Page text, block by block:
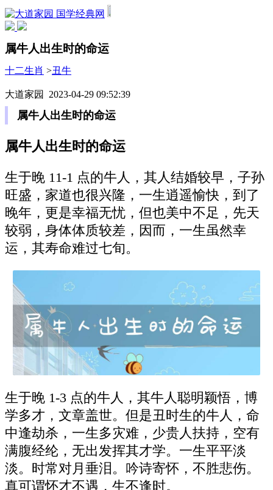
国学经典网
属牛人出生时的命运
十二生肖 >丑牛
大道家园 2023-04-29 09:52:39
属牛人出生时的命运
属牛人出生时的命运
生于晚 11-1 点的牛人，其人结婚较早，子孙
旺盛，家道也很兴隆，一生逍遥愉快，到了
晚年，更是幸福无忧，但也美中不足，先天
较弱，身体体质较差，因而，一生虽然幸
运，其寿命难过七旬。
生于晚 1-3 点的牛人，其牛人聪明颖悟，博
学多才，文章盖世。但是丑时生的牛人，命
中逢劫杀，一生多灾难，少贵人扶持，空有
满腹经纶，无出发挥其才学。一生平平淡
淡。时常对月垂泪。吟诗寄怀，不胜悲伤。
真可谓怀才不遇，生不逢时。